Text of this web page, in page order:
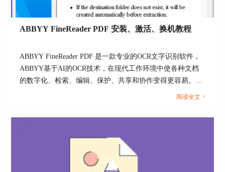
若要保存自动化任务，点击自动化任务对话框
顶部工具栏上的‘导出’按钮，然后为该任务指定一
个名字和文件夹。
击访问 ABBYY教程了解更多信息。
ABBYY FineReader PDF 安装、激活、换机教程
ABBYY FineReader PDF 是一款专业的OCR文字识别软件，
ABBYY基于AI的OCR技术，在现代工作环境中使各种文档
的数字化、检索、编辑、保护、共享和协作变得更容易。减
少了由多种原因导致的效率低下，不可访问、不可查找的文
要使用多个软件应用程序的任务。那么当你购买了ABBYY
成ABBYY安装、激活、换机操作呢，下面本篇文章就来为
大家解答一下相关步骤。...
阅读全文 >